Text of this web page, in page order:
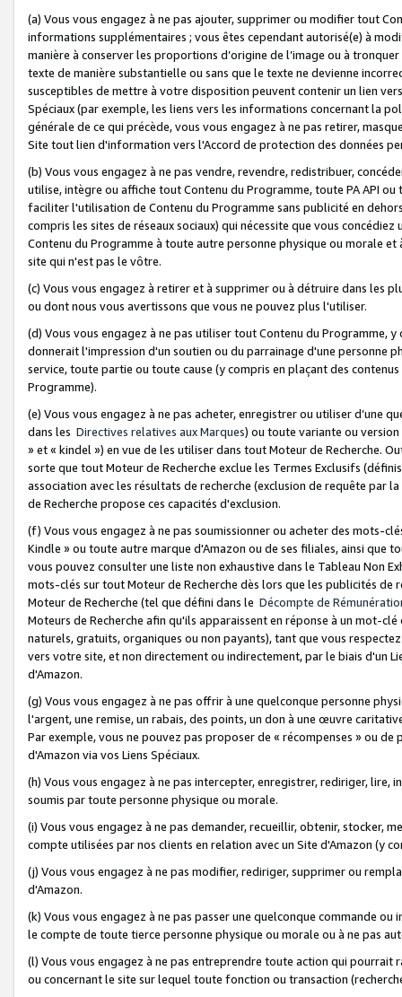
(a) Vous vous engagez à ne pas ajouter, supprimer ou modifier tout
informations supplémentaires ; vous êtes cependant autorisé(e) à
manière à conserver les proportions d’origine de l’image ou à
texte de manière substantielle ou sans que le texte ne devienne
susceptibles de mettre à votre disposition peuvent contenir un lien
Spéciaux (par exemple, les liens vers les informations concernant la
générale de ce qui précède, vous vous engagez à ne pas retirer,
Site tout lien d'information vers l'Accord de protection des données
(b) Vous vous engagez à ne pas vendre, revendre, redistribuer,
utilise, intègre ou affiche tout Contenu du Programme, toute PA API
faciliter l'utilisation de Contenu du Programme sans publicité en
compris les sites de réseaux sociaux) qui nécessite que vous
Contenu du Programme à toute autre personne physique ou morale
site qui n'est pas le vôtre.
(c) Vous vous engagez à retirer et à supprimer ou à détruire dans les
ou dont nous vous avertissons que vous ne pouvez plus l'utiliser.
(d) Vous vous engagez à ne pas utiliser tout Contenu du Programme,
donnerait l'impression d'un soutien ou du parrainage d'une personne
service, toute partie ou toute cause (y compris en plaçant des
Programme).
(e) Vous vous engagez à ne pas acheter, enregistrer ou utiliser d’une
dans les Directives relatives aux Marques) ou toute variante ou
» et « kindel ») en vue de les utiliser dans tout Moteur de Recherche.
sorte que tout Moteur de Recherche exclue les Termes Exclusifs
association avec les résultats de recherche (exclusion de requête
de Recherche propose ces capacités d'exclusion.
(f) Vous vous engagez à ne pas soumissionner ou acheter des mots-
Kindle » ou toute autre marque d'Amazon ou de ses filiales, ainsi que
vous pouvez consulter une liste non exhaustive dans le Tableau Non
mots-clés sur tout Moteur de Recherche dès lors que les publicités de
Moteur de Recherche (tel que défini dans le Décompte de
Moteurs de Recherche afin qu'ils apparaissent en réponse à un mot-
naturels, gratuits, organiques ou non payants), tant que vous
vers votre site, et non directement ou indirectement, par le biais d'un
d'Amazon.
(g) Vous vous engagez à ne pas offrir à une quelconque personne
l'argent, une remise, un rabais, des points, un don à une œuvre
Par exemple, vous ne pouvez pas proposer de « récompenses » ou
d'Amazon via vos Liens Spéciaux.
(h) Vous vous engagez à ne pas intercepter, enregistrer, rediriger,
soumis par toute personne physique ou morale.
(i) Vous vous engagez à ne pas demander, recueillir, obtenir, stocker,
compte utilisées par nos clients en relation avec un Site d'Amazon (y
(j) Vous vous engagez à ne pas modifier, rediriger, supprimer ou
d'Amazon.
(k) Vous vous engagez à ne pas passer une quelconque commande
le compte de toute tierce personne physique ou morale ou à ne pas
(l) Vous vous engagez à ne pas entreprendre toute action qui
ou concernant le site sur lequel toute fonction ou transaction